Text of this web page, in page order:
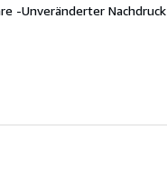
-Unveränderter Nachdruck